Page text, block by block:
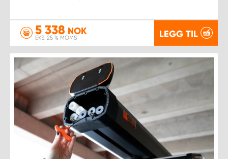
5 338 NOK
EKS. 25 % MOMS LEGG TIL